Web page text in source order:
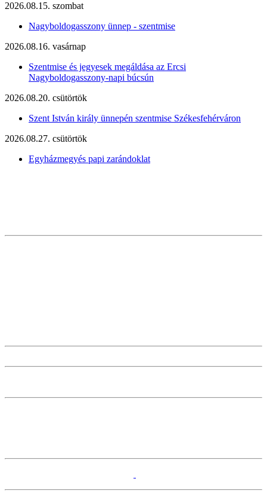
2026.08.15. szombat
Nagyboldogasszony ünnep - szentmise
2026.08.16. vasárnap
Szentmise és jegyesek megáldása az Ercsi
Nagyboldogasszony-napi búcsún
2026.08.20. csütörtök
Szent István király ünnepén szentmise Székesfehérváron
2026.08.27. csütörtök
Egyházmegyés papi zarándoklat